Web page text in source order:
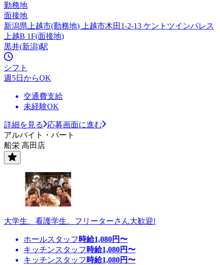
勤務地
面接地
新潟県上越市(勤務地) 上越市木田1-2-13 ケントツインパレス
上越B 1F(面接地)
黒井(新潟)駅
シフト
週5日からOK
交通費支給
未経験OK
詳細を見る
応募画面に進む
アルバイト・パート
船栄 高田店
大学生、看護学生、フリーターさん大歓迎!
ホールスタッフ 時給1,080円〜
キッチンスタッフ 時給1,080円〜
キッチンスタッフ 時給1,080円〜